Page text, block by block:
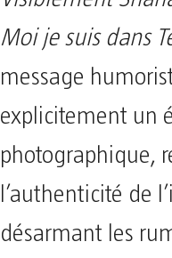
Moi je suis dans
message
explicitement un
photographique,
l’authenticité de
désarmant les